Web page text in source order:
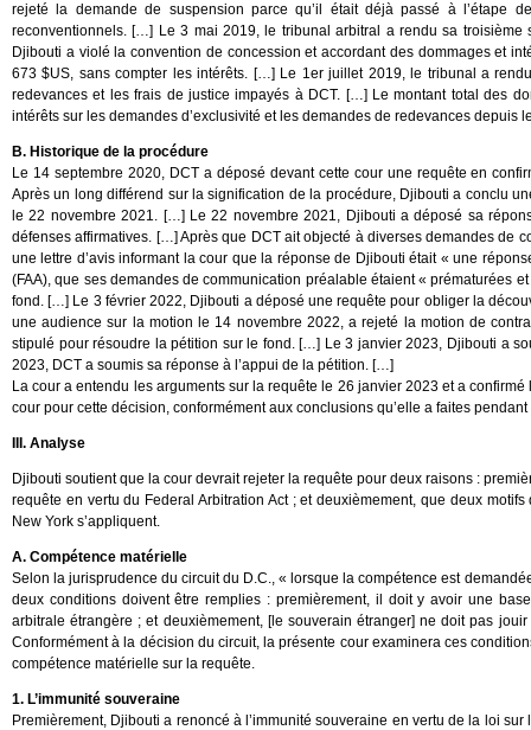
rejeté la demande de suspension parce qu’il était déjà passé à l’étape
reconventionnels. […] Le 3 mai 2019, le tribunal arbitral a rendu sa
Djibouti a violé la convention de concession et accordant des dommages et
673 $US, sans compter les intérêts. […] Le 1er juillet 2019, le tribunal a
redevances et les frais de justice impayés à DCT. […] Le montant total des
intérêts sur les demandes d’exclusivité et les demandes de redevances depuis
B. Historique de la procédure
Le 14 septembre 2020, DCT a déposé devant cette cour une requête en
Après un long différend sur la signification de la procédure, Djibouti a conclu
le 22 novembre 2021. […] Le 22 novembre 2021, Djibouti a déposé sa
défenses affirmatives. […] Après que DCT ait objecté à diverses demandes de
une lettre d’avis informant la cour que la réponse de Djibouti était « une
(FAA), que ses demandes de communication préalable étaient « prématurées
fond. […] Le 3 février 2022, Djibouti a déposé une requête pour obliger la
une audience sur la motion le 14 novembre 2022, a rejeté la motion de
stipulé pour résoudre la pétition sur le fond. […] Le 3 janvier 2023, Djibouti a
2023, DCT a soumis sa réponse à l’appui de la pétition. […]
La cour a entendu les arguments sur la requête le 26 janvier 2023 et a
cour pour cette décision, conformément aux conclusions qu’elle a faites pendant
III. Analyse
Djibouti soutient que la cour devrait rejeter la requête pour deux raisons :
requête en vertu du Federal Arbitration Act ; et deuxièmement, que deux
New York s’appliquent.
A. Compétence matérielle
Selon la jurisprudence du circuit du D.C., « lorsque la compétence est
deux conditions doivent être remplies : premièrement, il doit y avoir une
arbitrale étrangère ; et deuxièmement, [le souverain étranger] ne doit pas
Conformément à la décision du circuit, la présente cour examinera ces
compétence matérielle sur la requête.
1. L’immunité souveraine
Premièrement, Djibouti a renoncé à l’immunité souveraine en vertu de la loi